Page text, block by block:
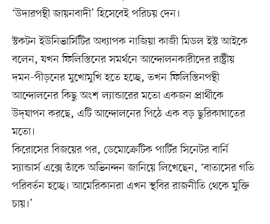
‘উদারপন্থী জায়নবাদী’ হিসেবেই পরিচয় দেন।
স্টকটন ইউনিভার্সিটির অধ্যাপক নাজিয়া কাজী মিডল ইস্ট আইকে
বলেন, যখন ফিলিস্তিনের সমর্থনে আন্দোলনকারীদের রাষ্ট্রীয়
দমন-পীড়নের মুখোমুখি হতে হচ্ছে, তখন ফিলিস্তিনপন্থী
আন্দোলনের কিছু অংশ ল্যান্ডারের মতো একজন প্রার্থীকে
উদ্‌যাপন করছে, এটি আন্দোলনের পিঠে এক বড় ছুরিকাঘাতের
মতো।
কিরোসের বিজয়ের পর, ডেমোক্রেটিক পার্টির সিনেটর বার্নি
স্যান্ডার্স এক্সে তাঁকে অভিনন্দন জানিয়ে লিখেছেন, ‘বাতাসের গতি
পরিবর্তন হচ্ছে। আমেরিকানরা এখন স্থবির রাজনীতি থেকে মুক্তি
চায়।’